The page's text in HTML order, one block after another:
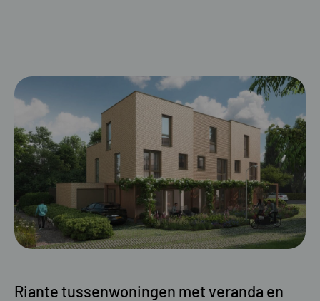
Riante tussenwoningen met veranda en